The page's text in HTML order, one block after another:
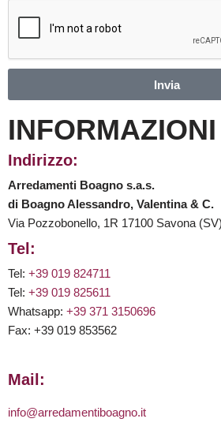
Invia
INFORMAZIONI
Indirizzo:
Arredamenti Boagno s.a.s.
di Boagno Alessandro, Valentina & C.
Via Pozzobonello, 1R 17100 Savona (SV)
Tel:
Tel: +39 019 824711
Tel: +39 019 825611
Whatsapp: +39 371 3150696
Fax: +39 019 853562
Mail:
info@arredamentiboagno.it